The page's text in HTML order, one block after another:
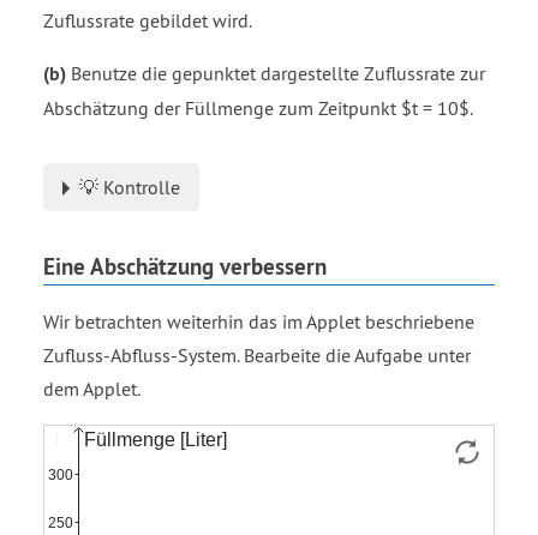
Zuflussrate gebildet wird.
(b) Benutze die gepunktet dargestellte Zuflussrate zur
Abschätzung der Füllmenge zum Zeitpunkt $t = 10$.
💡 Kontrolle
Eine Abschätzung verbessern
Wir betrachten weiterhin das im Applet beschriebene
Zufluss-Abfluss-System. Bearbeite die Aufgabe unter
dem Applet.
Approximation
Funktion
zuflussrate